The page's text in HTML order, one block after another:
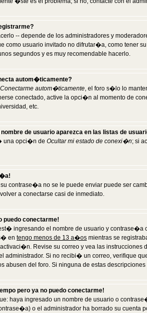
-- depende de los administradores y
como usuario invitado no difrutar�a, como tener
segundos y es muy recomendable hacerlo.
autom�ticamente?
Conectarme autom�ticamente, el foro s�lo lo
conectado, active la opci�n al momento de
etc.
de usuario aparezca en las listas de
una opci�n de Ocultar mi estado de conexi�n; si
contrase�a no se le puede enviar puede ser
a conectarse casi de inmediato.
conectarme!
ingresando el nombre de usuario y
en tengo menos de 13 a�os mientras se
Revise su correo y vea las
administrador. Si no recibi� un correo, verifique
abusen del foro. Si ninguna de estas
pero ya no puedo conectarme!
haya ingresado un nombre de usuario o
o el administrador ha borrado su